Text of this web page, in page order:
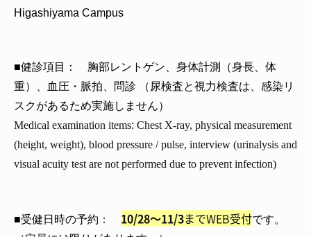
Higashiyama Campus
■健診項目： 胸部レントゲン、身体計測（身長、体
重）、血圧・脈拍、問診 （尿検査と視力検査は、感染リ
スクがあるため実施しません）
Medical examination items: Chest X-ray, physical measurement
(height, weight), blood pressure / pulse, interview (urinalysis and
visual acuity test are not performed due to prevent infection)
■受健日時の予約： 10/28～11/3までWEB受付です。